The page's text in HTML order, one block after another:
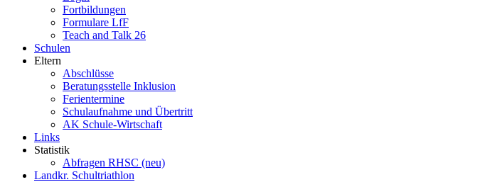
Fortbildungen
Formulare LfF
Teach and Talk 26
Schulen
Eltern
Abschlüsse
Beratungsstelle Inklusion
Ferientermine
Schulaufnahme und Übertritt
AK Schule-Wirtschaft
Links
Statistik
Abfragen RHSC (neu)
Landkr. Schultriathlon